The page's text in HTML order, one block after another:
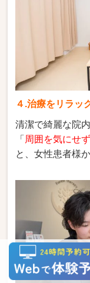
４.治療をリラッ
清潔で綺麗な院内
「 周囲を気にせ
と、女性患者様